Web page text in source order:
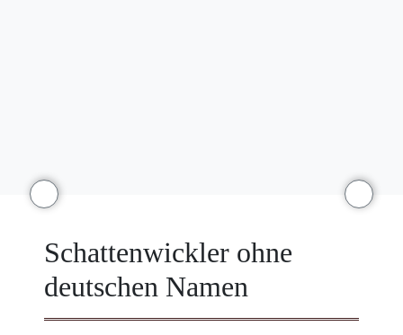
Schattenwickler ohne
deutschen Namen